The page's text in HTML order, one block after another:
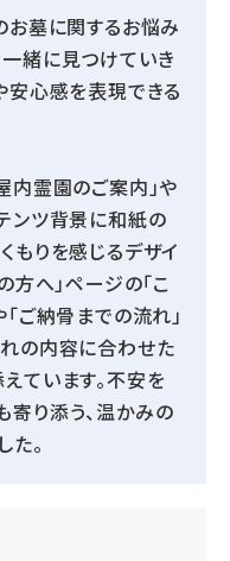
お墓に関するお悩み
緒に見つけていき
安心感を表現できる
内霊園のご案内」や
ンツ背景に和紙の
もりを感じるデザイ
方へ」ページの「こ
ご納骨までの流れ」
の内容に合わせた
ています。不安を
り添う、温かみの
。